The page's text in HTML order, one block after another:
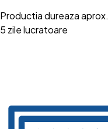
Productia dureaza aprox.
5 zile lucratoare